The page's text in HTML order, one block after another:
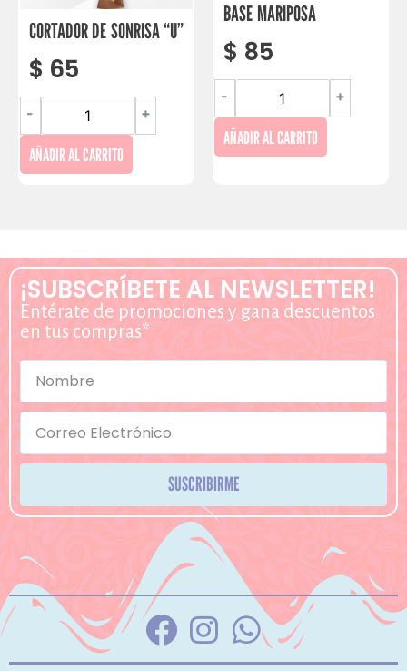
CORTADOR DE SONRISA “U”
$ 65
- +
AÑADIR AL CARRITO
BASE MARIPOSA
$ 85
- +
AÑADIR AL CARRITO
¡SUBSCRÍBETE AL NEWSLETTER!
Entérate de promociones y gana descuentos
en tus compras*
SUSCRIBIRME